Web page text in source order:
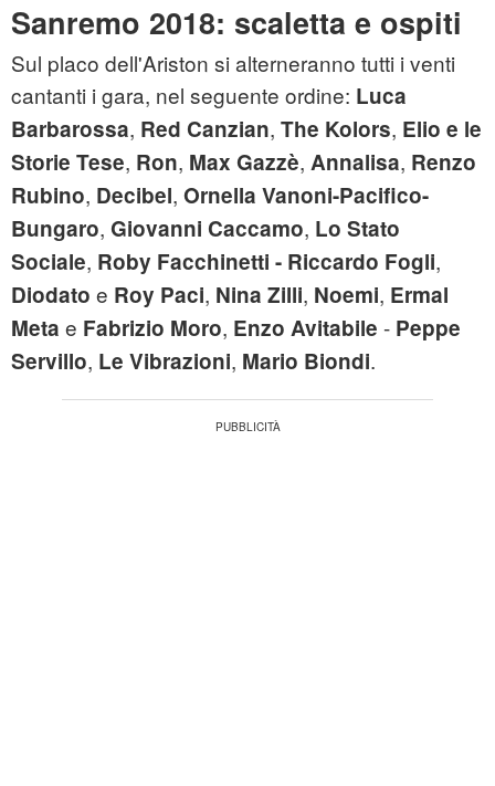
Sanremo 2018: scaletta e ospiti
Sul placo dell'Ariston si alterneranno tutti i venti
cantanti i gara, nel seguente ordine: Luca
Barbarossa, Red Canzian, The Kolors, Elio e le
Storie Tese, Ron, Max Gazzè, Annalisa, Renzo
Rubino, Decibel, Ornella Vanoni-Pacifico-
Bungaro, Giovanni Caccamo, Lo Stato
Sociale, Roby Facchinetti - Riccardo Fogli,
Diodato e Roy Paci, Nina Zilli, Noemi, Ermal
Meta e Fabrizio Moro, Enzo Avitabile - Peppe
Servillo, Le Vibrazioni, Mario Biondi.